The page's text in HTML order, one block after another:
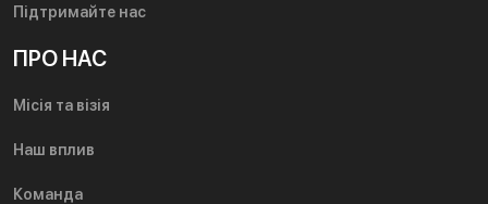
Підтримайте нас
ПРО НАС
Місія та візія
Наш вплив
Команда